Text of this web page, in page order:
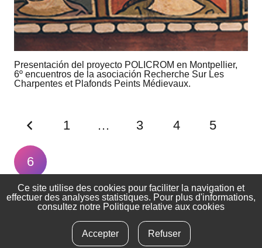
Presentación del proyecto POLICROM en Montpellier,
6º encuentros de la asociación Recherche Sur Les
Charpentes et Plafonds Peints Médievaux.
1 … 3 4 5
6
info@albayalde.org – Tlfn: 656 781 472
Ce site utilise des cookies pour faciliter la navigation et
effectuer des analyses statistiques. Pour plus d'informations,
consultez notre Politique relative aux cookies
Accepter Refuser